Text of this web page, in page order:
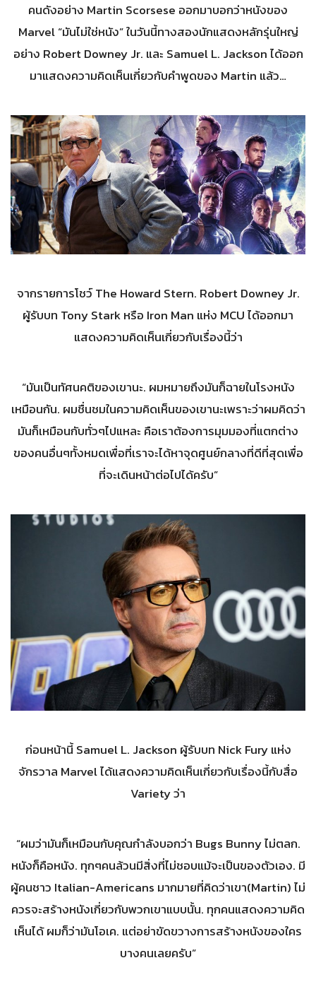
คนดังอย่าง Martin Scorsese ออกมาบอกว่าหนังของ
Marvel “มันไม่ใช่หนัง” ในวันนี้ทางสองนักแสดงหลักรุ่นใหญ่
อย่าง Robert Downey Jr. และ Samuel L. Jackson ได้ออก
มาแสดงความคิดเห็นเกี่ยวกับคำพูดของ Martin แล้ว…
จากรายการโชว์ The Howard Stern. Robert Downey Jr.
ผู้รับบท Tony Stark หรือ Iron Man แห่ง MCU ได้ออกมา
แสดงความคิดเห็นเกี่ยวกับเรื่องนี้ว่า
“มันเป็นทัศนคติของเขานะ. ผมหมายถึงมันก็ฉายในโรงหนัง
เหมือนกัน. ผมชื่นชมในความคิดเห็นของเขานะเพราะว่าผมคิดว่า
มันก็เหมือนกับทั่วๆไปแหละ คือเราต้องการมุมมองที่แตกต่าง
ของคนอื่นๆทั้งหมดเพื่อที่เราจะได้หาจุดศูนย์กลางที่ดีที่สุดเพื่อ
ที่จะเดินหน้าต่อไปได้ครับ”
ก่อนหน้านี้ Samuel L. Jackson ผู้รับบท Nick Fury แห่ง
จักรวาล Marvel ได้แสดงความคิดเห็นเกี่ยวกับเรื่องนี้กับสื่อ
Variety ว่า
“ผมว่ามันก็เหมือนกับคุณกำลังบอกว่า Bugs Bunny ไม่ตลก.
หนังก็คือหนัง. ทุกๆคนล้วนมีสิ่งที่ไม่ชอบแม้จะเป็นของตัวเอง. มี
ผู้คนชาว Italian-Americans มากมายที่คิดว่าเขา(Martin) ไม่
ควรจะสร้างหนังเกี่ยวกับพวกเขาแบบนั้น. ทุกคนแสดงความคิด
เห็นได้ ผมก็ว่ามันโอเค. แต่อย่าขัดขวางการสร้างหนังของใคร
บางคนเลยครับ”